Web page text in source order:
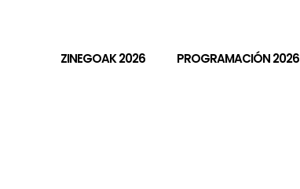
ZINEGOAK 2026 PROGRAMACIÓN 2026